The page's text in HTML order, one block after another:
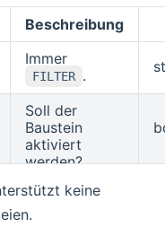
Array-Prädikate
cql2-json ist eine
Kodierung der gleichen
Grammatik, geeignet
Verwendung als Teil
JSON-Objekts, das
Query darstellt. Die
Verwendung von
text wird für
Filterausdrücke im
Parameter
empfohlen.
Beschreibung
Immer
FILTER .
Soll der
Baustein
aktiviert
werden?
keine